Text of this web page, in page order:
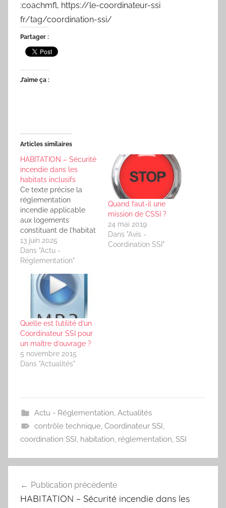
:coachmfl, https://le-coordinateur-ssi
fr/tag/coordination-ssi/
Partager :
J’aime ça :
Articles similaires
HABITATION – Sécurité
incendie dans les
habitats inclusifs
Ce texte précise la
réglementation
incendie applicable
aux logements
constituant de l’habitat
inclusif, c’est-à-dire
des logements
destinés à des
(personnes âgées,
handicapées, etc.) qui
souhaitent vivre
bénéficiant d’un
accompagnement. Un
arrêté conjoint des
ministres concernés
(affaires sociales,
13 juin 2025
Dans "Actu -
Réglementation"
Quand faut-il une
mission de CSSI ?
24 mai 2019
Dans "Avis -
Coordination SSI"
Quelle est l’utilité d’un
Coordinateur SSI pour
un maître d’ouvrage ?
5 novembre 2015
Dans "Actualités"
Actu - Réglementation, Actualités
contrôle technique, Coordinateur SSI,
coordination SSI, habitation, réglementation, SSI
de
Publication précédente
HABITATION – Sécurité incendie dans les